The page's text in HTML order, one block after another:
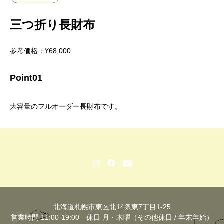
三つ折り長財布
参考価格：¥68,000
Point01
大容量のフルオーダー長財布です。
北海道札幌市東区北14条東7丁目1-25
営業時間 11:00-19:00 休日 月・木曜（その他休日 / 年末年始）